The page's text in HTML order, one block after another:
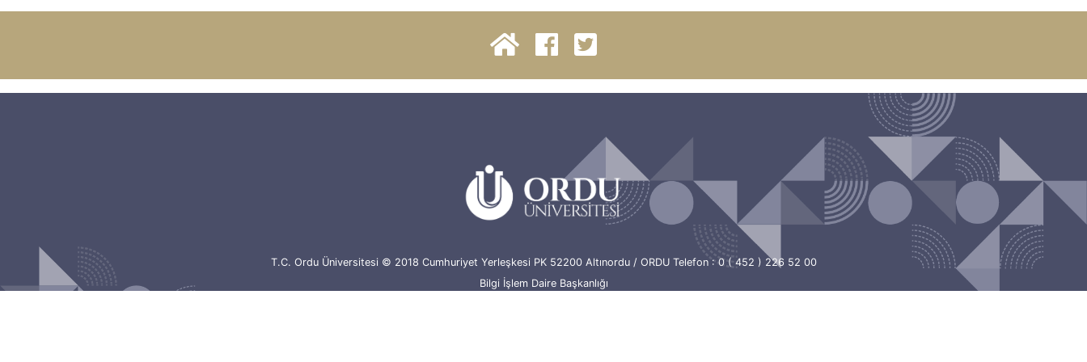
T.C. Ordu Üniversitesi © 2018 Cumhuriyet Yerleşkesi PK 52200 Altınordu / ORDU Telefon : 0 ( 452 ) 226 52 00
Bilgi İşlem Daire Başkanlığı